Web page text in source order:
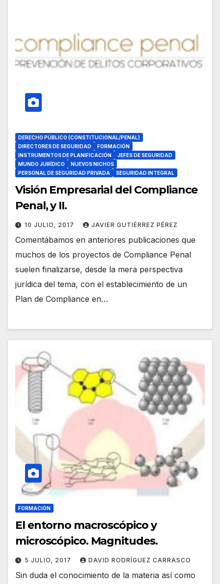
DERECHO PÚBLICO (CONSTITUCIONAL/PENAL)
DIRECTORES DE SEGURIDAD
FORMACIÓN
INSTRUMENTOS DE PLANIFICACIÓN
JEFES DE SEGURIDAD
MUNDO JURÍDICO
NUEVOS NICHOS
PERSONAL DE SEGURIDAD PRIVADA
SEGURIDAD INTEGRAL
Visión Empresarial del Compliance
Penal, y II.
10 JULIO, 2017 JAVIER GUTIÉRREZ PÉREZ
Comentábamos en anteriores publicaciones que
muchos de los proyectos de Compliance Penal
suelen finalizarse, desde la mera perspectiva
jurídica del tema, con el establecimiento de un
Plan de Compliance en…
FORMACIÓN
El entorno macroscópico y
microscópico. Magnitudes.
5 JULIO, 2017 DAVID RODRÍGUEZ CARRASCO
Sin duda el conocimiento de la materia así como